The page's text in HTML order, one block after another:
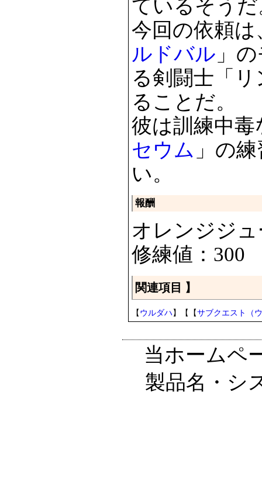
ているそうだ
今回の依頼は
ルドバル 」
る剣闘士「
ることだ。
彼は訓練中
セウム 」の
い。
報酬
オレンジジ
修練値：300
関連項目 】
【ウルダハ】【【サブクエスト（
当ホームペ
製品名・シ